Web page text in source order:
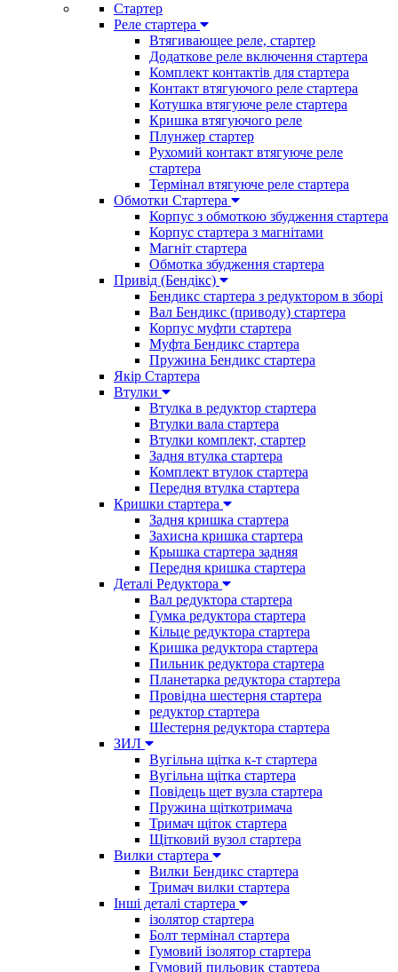
Стартер
Реле стартера
Втягивающее реле, стартер
Додаткове реле включення стартера
Комплект контактів для стартера
Контакт втягуючого реле стартера
Котушка втягуюче реле стартера
Кришка втягуючого реле
Плунжер стартер
Рухомий контакт втягуюче реле
стартера
Термінал втягуюче реле стартера
Обмотки Стартера
Корпус з обмоткою збудження стартера
Корпус стартера з магнітами
Магніт стартера
Обмотка збудження стартера
Привід (Бендікс)
Бендикс стартера з редуктором в зборі
Вал Бендикс (приводу) стартера
Корпус муфти стартера
Муфта Бендикс стартера
Пружина Бендикс стартера
Якір Стартера
Втулки
Втулка в редуктор стартера
Втулки вала стартера
Втулки комплект, стартер
Задня втулка стартера
Комплект втулок стартера
Передня втулка стартера
Кришки стартера
Задня кришка стартера
Захисна кришка стартера
Крышка стартера задняя
Передня кришка стартера
Деталі Редуктора
Вал редуктора стартера
Гумка редуктора стартера
Кільце редуктора стартера
Кришка редуктора стартера
Пильник редуктора стартера
Планетарка редуктора стартера
Провідна шестерня стартера
редуктор стартера
Шестерня редуктора стартера
ЗИЛ
Вугільна щітка к-т стартера
Вугільна щітка стартера
Повідець щет вузла стартера
Пружина щіткотримача
Тримач щіток стартера
Щітковий вузол стартера
Вилки стартера
Вилки Бендикс стартера
Тримач вилки стартера
Інші деталі стартера
ізолятор стартера
Болт термінал стартера
Гумовий ізолятор стартера
Гумовий пильовик стартера